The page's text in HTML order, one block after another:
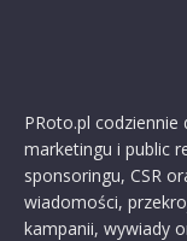
PRoto.pl
marketingu i public
sponsoringu, CSR
wiadomości,
kampanii, wywiady